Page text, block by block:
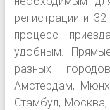
регистрации и
процесс
удобным.
разных
Амстердам,
Стамбул,